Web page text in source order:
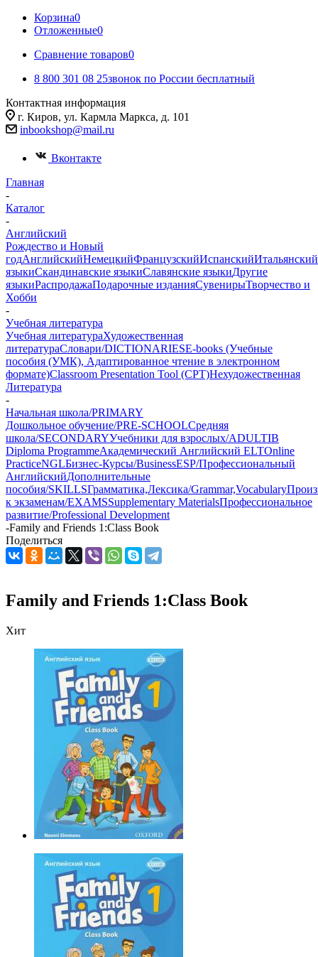
Корзина0
Отложенные0
Сравнение товаров0
8 800 301 08 25звонок по России бесплатный
Контактная информация
г. Киров, ул. Кармла Маркса, д. 101
inbookshop@mail.ru
Вконтакте
Главная
-
Каталог
-
Английский
Рождество и Новый
годАнглийскийНемецкийФранцузскийИспанскийИтальянский
языкиСкандинавские языкиСлавянские языкиДругие
языкиРаспродажаПодарочные изданияСувенирыТворчество и
Хобби
-
Учебная литература
Учебная литератураХудожественная
литератураСловари/DICTIONARIESE-books (Учебные
пособия (УМК), Адаптированное чтение в электронном
формате)Classroom Presentation Tool (CPT)Нехудожественная
Литература
-
Начальная школа/PRIMARY
Дошкольное обучение/PRE-SCHOOLСредняя
школа/SECONDARYУчебники для взрослых/ADULTIB
Diploma ProgrammeАкадемический Английский ELTOnline
PracticeNGLБизнес-Курсы/BusinessESP/Профессиональный
АнглийскийДополнительные
пособия/SKILLSГрамматика,Лексика/Grammar,Vocabulary
к экзаменам/EXAMSSupplementary MaterialsПрофессиональное
развитие/Professional Development
-Family and Friends 1:Class Book
Поделиться
Family and Friends 1:Class Book
Хит